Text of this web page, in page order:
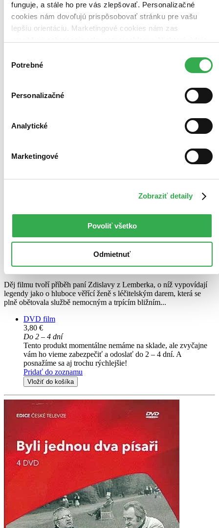
funguje, a stále ho pre vás zlepšovať. Personalizačné
cookies nám dovoľujú prispôsobovať stránku pre vašu
lepšiu orientáciu. Marketingové cookies nám zas
keby sme mohli používať všetky tieto cookies. Ďakujeme!
súhlasu
Potrebné
Personalizačné
Analytické
Marketingové
Zobraziť detaily
Povoliť všetko
Odmietnuť
Milena Steinmasslová
Martin Růžek
ďalší
Děj filmu tvoří příběh paní Zdislavy z Lemberka, o níž vypovídají
legendy jako o hluboce věřící ženě s léčitelským darem, která se
plně obětovala službě nemocným a trpícím bližním...
DVD film
3,80 €
Do 2 – 4 dní
Tento produkt momentálne nemáme na sklade, ale zvyčajne
vám ho vieme zabezpečiť a odoslať do 2 – 4 dní. A
posnažíme sa aj trochu rýchlejšie!
Pridať do zoznamu
Vložiť do košíka